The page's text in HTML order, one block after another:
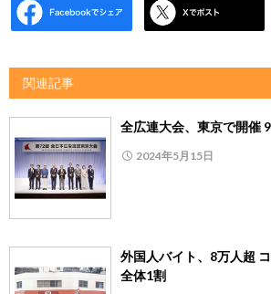
関連記事
全広連大会、東京で開催
2024年5月15日
外国人バイト、8万人超
全体1割